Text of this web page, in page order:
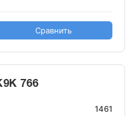
Сравнить
766
1461